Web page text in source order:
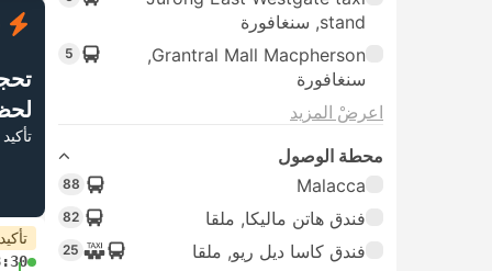
stand, سنغافورة
Grantral Mall Macpherson,
سنغافورة
5
اعرضْ المزيد
محطة الوصول
Malacca
88
فندق هاتن ماليكا, ملقا 82
فندق كاسا ديل ريو, ملقا 25